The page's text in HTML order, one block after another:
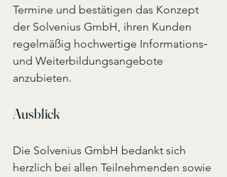
Termine und bestätigen das Konzept
der Solvenius GmbH, ihren Kunden
regelmäßig hochwertige Informations‑
und Weiterbildungsangebote
anzubieten.
Ausblick
Die Solvenius GmbH bedankt sich
herzlich bei allen Teilnehmenden sowie